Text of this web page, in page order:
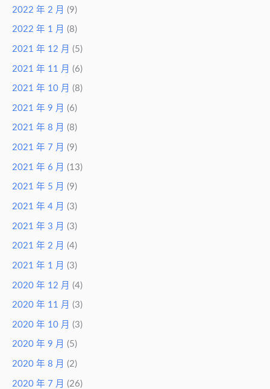
2022 年 2 月 (9)
2022 年 1 月 (8)
2021 年 12 月 (5)
2021 年 11 月 (6)
2021 年 10 月 (8)
2021 年 9 月 (6)
2021 年 8 月 (8)
2021 年 7 月 (9)
2021 年 6 月 (13)
2021 年 5 月 (9)
2021 年 4 月 (3)
2021 年 3 月 (3)
2021 年 2 月 (4)
2021 年 1 月 (3)
2020 年 12 月 (4)
2020 年 11 月 (3)
2020 年 10 月 (3)
2020 年 9 月 (5)
2020 年 8 月 (2)
2020 年 7 月 (26)